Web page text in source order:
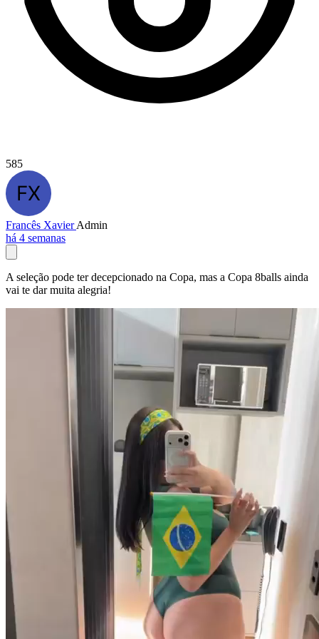
585
Francês XavierAdmin
há 4 semanas
A seleção pode ter decepcionado na Copa, mas a Copa 8balls ainda
vai te dar muita alegria!